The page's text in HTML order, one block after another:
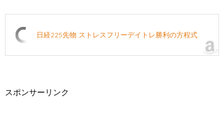
日経225先物 ストレスフリーデイトレ勝利の方程式
スポンサーリンク